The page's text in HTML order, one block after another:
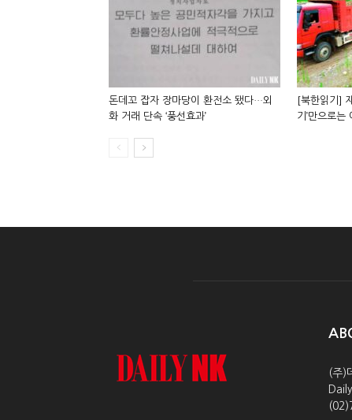
돈데꼬 잡자 장마당이 환전소 됐다…외
화 거래 단속 ‘풍선효과’
[북한읽기]
기’만으로는
(주)